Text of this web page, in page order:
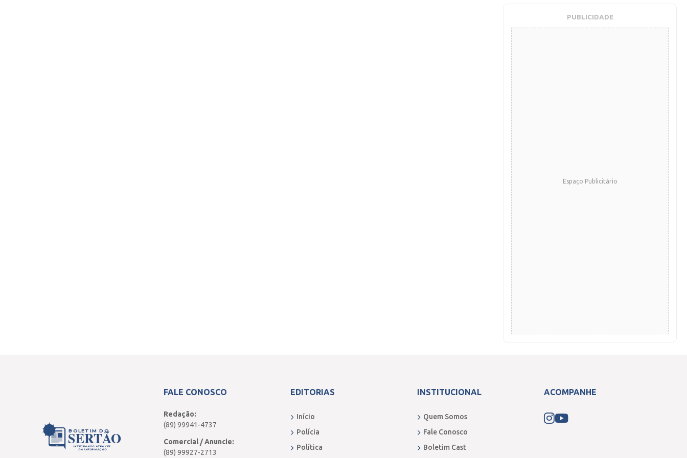
PUBLICIDADE
Espaço Publicitário
BOLETIM DO
SERTÃO
INTEGRANDO ATRAVÉS
DA INFORMAÇÃO
FALE CONOSCO
Redação:
(89) 99941-4737
Comercial / Anuncie:
(89) 99927-2713
EDITORIAS
Início
Polícia
Política
INSTITUCIONAL
Quem Somos
Fale Conosco
Boletim Cast
ACOMPANHE